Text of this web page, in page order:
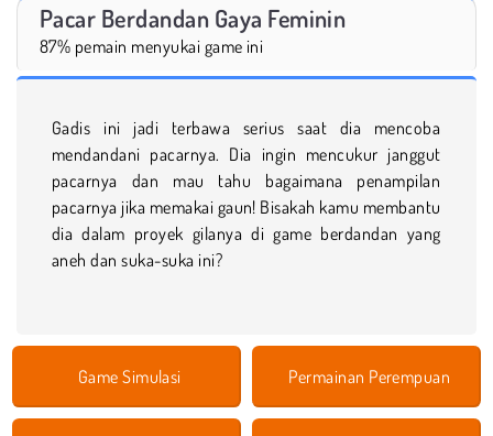
Pacar Berdandan Gaya Feminin
87% pemain menyukai game ini
Gadis ini jadi terbawa serius saat dia mencoba
mendandani pacarnya. Dia ingin mencukur janggut
pacarnya dan mau tahu bagaimana penampilan
pacarnya jika memakai gaun! Bisakah kamu membantu
dia dalam proyek gilanya di game berdandan yang
aneh dan suka-suka ini?
Game Simulasi Permainan Perempuan